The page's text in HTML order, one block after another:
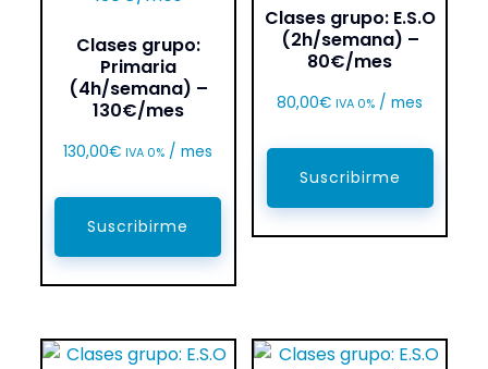
Clases grupo:
Primaria
(4h/semana) –
130€/mes
130,00€ IVA 0% / mes
Suscribirme
Clases grupo: E.S.O
(2h/semana) –
80€/mes
80,00€ IVA 0% / mes
Suscribirme